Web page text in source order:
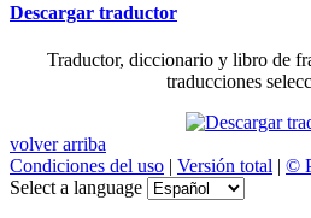
Descargar traductor
Traductor, diccionario y libro de
traducciones
volver arriba
Condiciones del uso | Versión total | ©
Select a language